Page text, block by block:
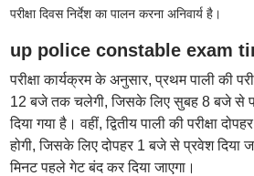
परीक्षा दिवस निर्देश का पालन करना अनिवार्य है।
up police constable exam
परीक्षा कार्यक्रम के अनुसार, प्रथम पाली की
12 बजे तक चलेगी, जिसके लिए सुबह 8 बजे से
दिया गया है। वहीं, द्वितीय पाली की परीक्षा
होगी, जिसके लिए दोपहर 1 बजे से प्रवेश दिया
मिनट पहले गेट बंद कर दिया जाएगा।